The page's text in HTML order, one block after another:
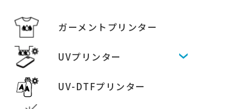
ガーメントプリンター
UVプリンター
UV-DTFプリンター